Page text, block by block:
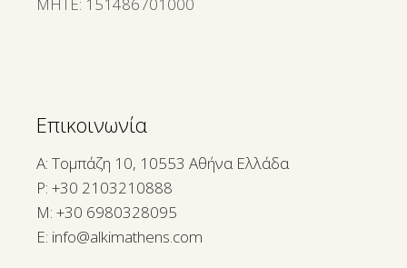
Επικοινωνία
A: Τομπάζη 10, 10553 Αθήνα Ελλάδα
P: +30 2103210888
M: +30 6980328095
E: info@alkimathens.com